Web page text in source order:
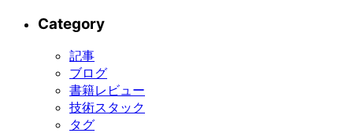
Category
記事
ブログ
書籍レビュー
技術スタック
タグ